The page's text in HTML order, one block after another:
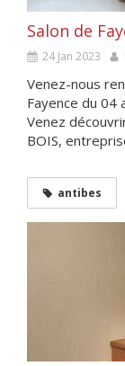
Salon de
24 Jan 2023
Venez-nous
Fayence du 04
Venez
BOIS,
antibes